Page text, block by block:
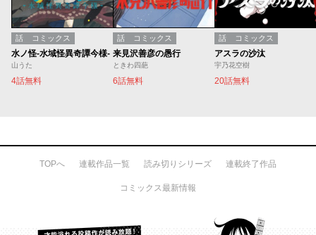
話 コミックス
水ノ怪-水域怪異奇譚今様-
山うた
4話無料
話 コミックス
来見沢善彦の愚行
ときわ四葩
6話無料
話 コミックス
アスラの沙汰
宇乃花空樹
20話無料
TOPへ 連載作品一覧 読み切りシリーズ 連載終了作品
コミックス最新情報